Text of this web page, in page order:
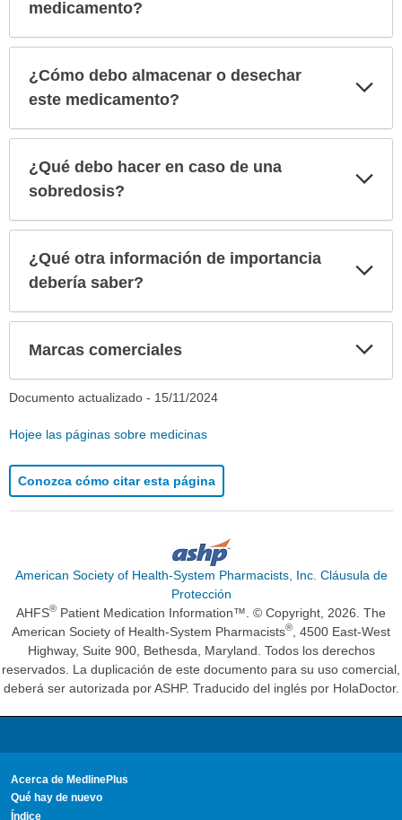
medicamento?
¿Cómo debo almacenar o desechar
este medicamento?
¿Qué debo hacer en caso de una
sobredosis?
¿Qué otra información de importancia
debería saber?
Marcas comerciales
Documento actualizado - 15/11/2024
Hojee las páginas sobre medicinas
Conozca cómo citar esta página
American Society of Health-System Pharmacists, Inc. Cláusula de
Protección
AHFS® Patient Medication Information™. © Copyright, 2026. The
American Society of Health-System Pharmacists®
, 4500 East-West
Highway, Suite 900, Bethesda, Maryland. Todos los derechos
reservados. La duplicación de este documento para su uso comercial,
deberá ser autorizada por ASHP. Traducido del inglés por HolaDoctor.
Acerca de MedlinePlus
Qué hay de nuevo
Índice